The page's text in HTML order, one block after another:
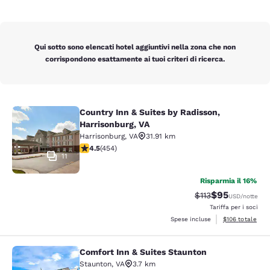
Qui sotto sono elencati hotel aggiuntivi nella zona che non
corrispondono esattamente ai tuoi criteri di ricerca.
Country Inn & Suites by Radisson,
11
Country Inn & Suites by Radisson,
Harrisonburg, VA
Harrisonburg, VA
31.91 km
Valutazione di 4.5 stelle. Ottimo. 454 recensioni
4.5(454)
Risparmia il 16%
Tariffa di
$113Tariffa
$95USD/notte
Tariffa per i soci
Spese incluse
Visualizza i
$106 totale
Comfort Inn & Suites Staunton
Comfort Inn & Suites Staunton
Staunton, VA
3.7 km